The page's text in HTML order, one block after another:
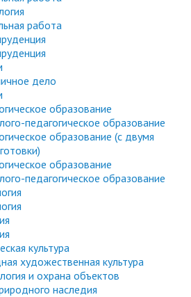
работа
дело
образование
педагогическое образование
образование (с двумя
образование
педагогическое образование
культура
художественная культура
и охрана объектов
наследия